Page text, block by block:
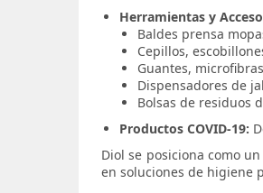
Herramientas y
Baldes prensa
Cepillos,
Guantes,
Dispensadores de
Bolsas de residuos
Productos COVID-19:
Diol se posiciona como
en soluciones de higiene